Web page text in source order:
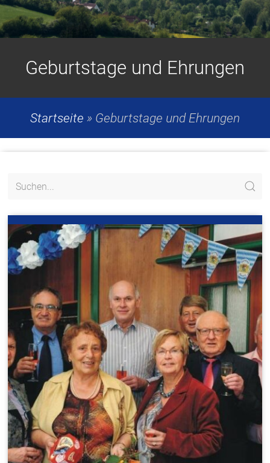
Geburtstage und Ehrungen
Startseite » Geburtstage und Ehrungen